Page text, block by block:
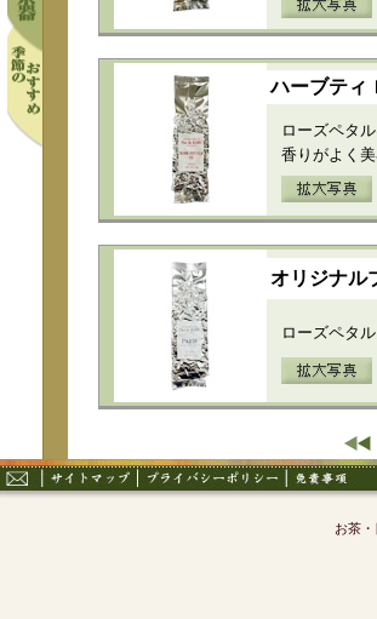
ハーブティ
ローズペタ
香りがよく
オリジナル
ローズペタ
お茶